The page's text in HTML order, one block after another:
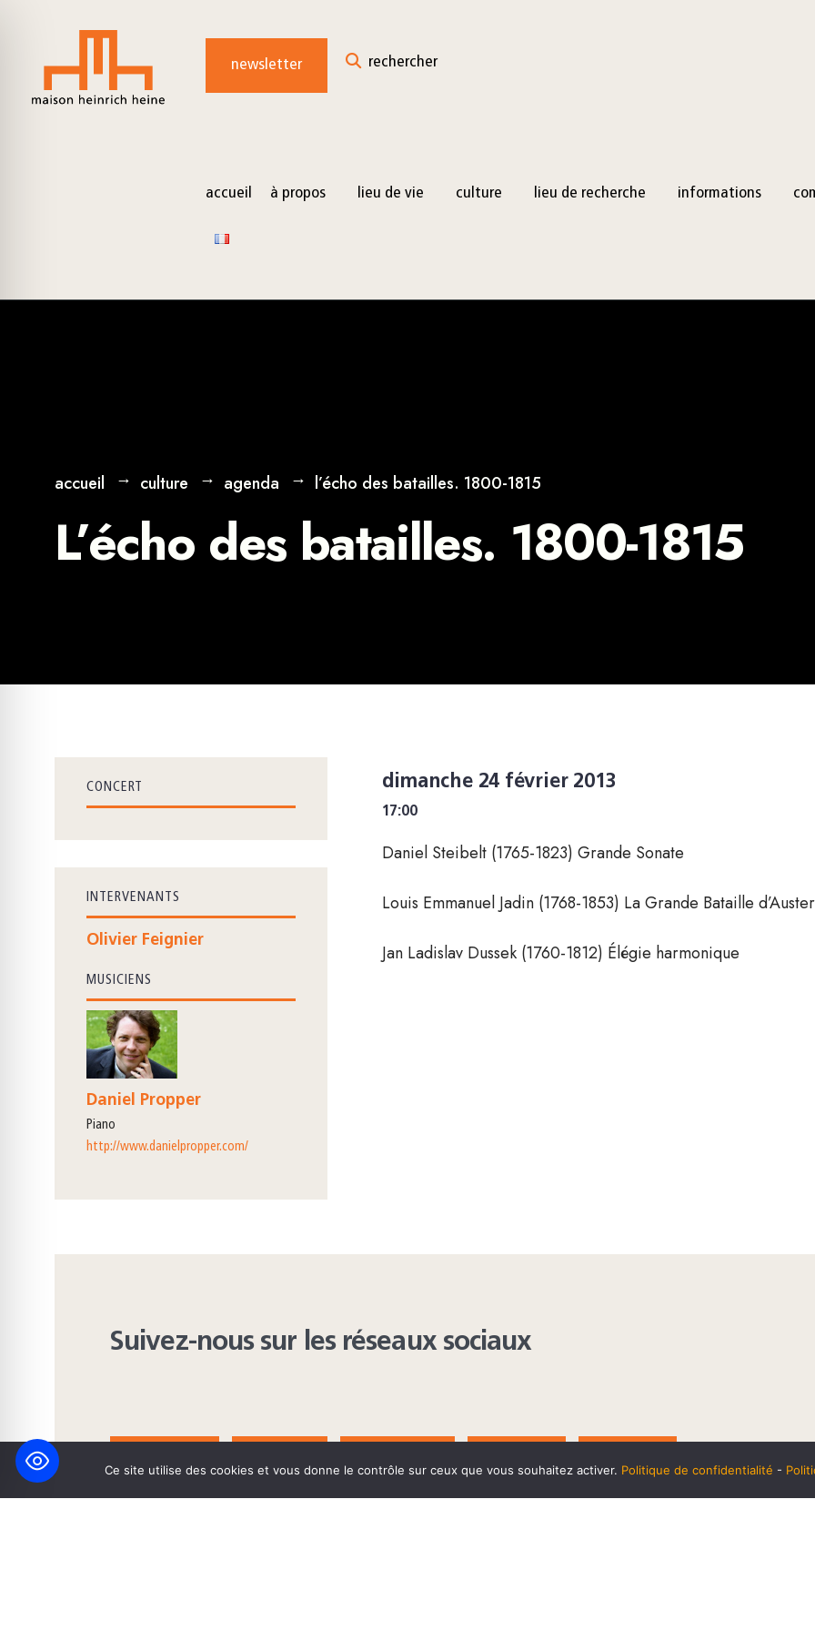
content
newsletter rechercher
accueil à propos lieu de vie culture lieu de recherche informations
accueil culture agenda l’écho des batailles. 1800-1815
L’écho des batailles. 1800-1815
dimanche 24 février 2013
17:00
Daniel Steibelt (1765-1823) Grande Sonate
Louis Emmanuel Jadin (1768-1853) La Grande Bataille
Jan Ladislav Dussek (1760-1812) Élégie harmonique
CONCERT
INTERVENANTS
Olivier Feignier
MUSICIENS
Daniel Propper
piano
http://www.danielpropper.com/
Suivez-nous sur les réseaux sociaux
Ce site utilise des cookies et vous donne le contrôle sur ceux que vous souhaitez activer. Politique de confidentialité -